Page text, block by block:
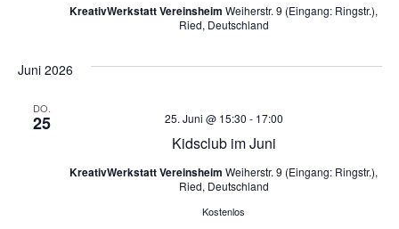
KreativWerkstatt Vereinsheim Weiherstr. 9 (Eingang: Ringstr.),
Ried, Deutschland
Juni 2026
DO.
25
Kidsclub im Juni
25. Juni @ 15:30 - 17:00
KreativWerkstatt Vereinsheim Weiherstr. 9 (Eingang: Ringstr.),
Ried, Deutschland
Kostenlos